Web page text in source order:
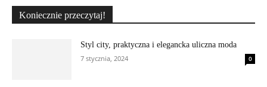
Koniecznie przeczytaj!
Styl city, praktyczna i elegancka uliczna moda
7 stycznia, 2024
0